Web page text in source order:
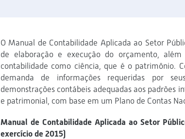
O Manual de Contabilidade Aplicada ao Setor
de elaboração e execução do orçamento,
contabilidade como ciência, que é o patrimônio.
demanda de informações requeridas por
demonstrações contábeis adequadas aos padrões
e patrimonial, com base em um Plano de Contas
Manual de Contabilidade Aplicada ao Setor
exercício de 2015)